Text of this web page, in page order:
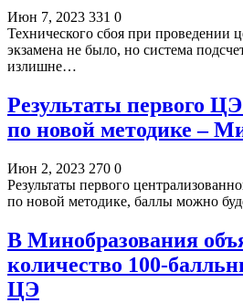
Июн 7, 2023 331 0
Технического сбоя при проведении
экзамена не было, но система
излишне…
Результаты первого
по новой методике –
Июн 2, 2023 270 0
Результаты первого
по новой методике, баллы можно
В Минобразования
количество 100-
ЦЭ